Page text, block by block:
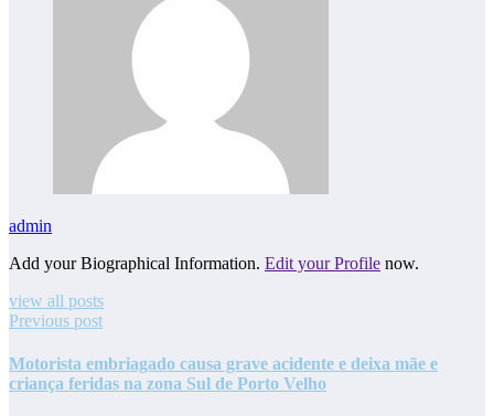
admin
Add your Biographical Information. Edit your Profile now.
view all posts
Previous post
Motorista embriagado causa grave acidente e deixa mãe e
criança feridas na zona Sul de Porto Velho